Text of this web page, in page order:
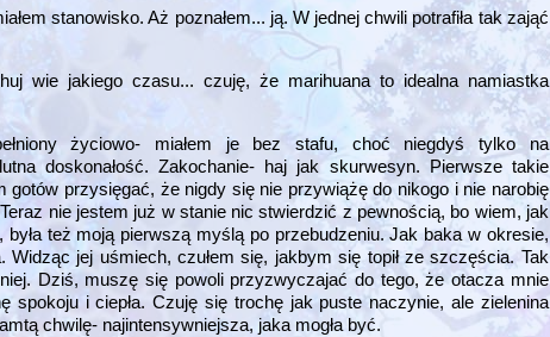
stanowisko. Aż poznałem... ją. W jednej chwili potrafiła tak zająć
wie jakiego czasu... czuję, że marihuana to idealna namiastka
życiowo- miałem je bez stafu, choć niegdyś tylko na
doskonałość. Zakochanie- haj jak skurwesyn. Pierwsze takie
gotów przysięgać, że nigdy się nie przywiążę do nikogo i nie narobię
nie jestem już w stanie nic stwierdzić z pewnością, bo wiem, jak
też moją pierwszą myślą po przebudzeniu. Jak baka w okresie,
jej uśmiech, czułem się, jakbym się topił ze szczęścia. Tak
Dziś, muszę się powoli przyzwyczajać do tego, że otacza mnie
i ciepła. Czuję się trochę jak puste naczynie, ale zielenina
chwilę- najintensywniejsza, jaka mogła być.